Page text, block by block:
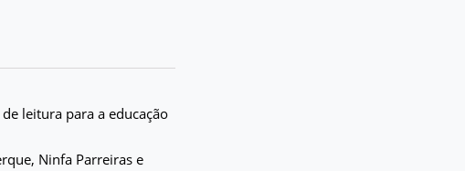
leitura para a educação
Ninfa Parreiras e